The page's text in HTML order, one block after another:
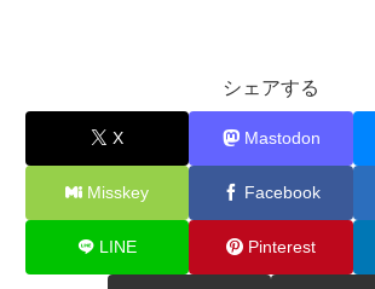
シェアする
X Mastodon
Misskey Facebook
LINE Pinterest